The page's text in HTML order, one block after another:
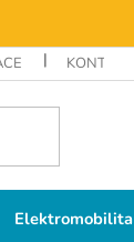
KONTAKTY
Elektromobilita